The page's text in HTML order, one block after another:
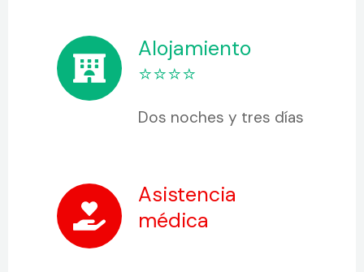
Alojamiento
⭐⭐⭐⭐
Dos noches y tres días
Asistencia
médica